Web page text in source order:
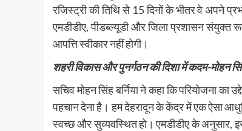
रजिस्ट्री की तिथि से 15 दिनों के भीतर वे अपने
एमडीडीए, पीडब्ल्यूडी और जिला प्रशासन संयुक्त
आपत्ति स्वीकार नहीं होगी।
शहरी विकास और पुनर्गठन की दिशा में कदम-मोहन
सचिव मोहन सिंह बर्निया ने कहा कि परियोजना का
पहचान देना है। हम देहरादून के केंद्र में एक ऐसा
स्वच्छ और सुव्यवस्थित हो। एमडीडीए के अनुसार,